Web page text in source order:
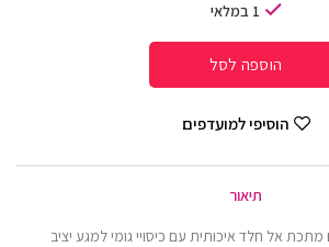
1 במלאי
הוספה לסל
הוסיפי למועדפים
תיאור
אל חלד איכותית עם כיסויי גומי למגע יציב